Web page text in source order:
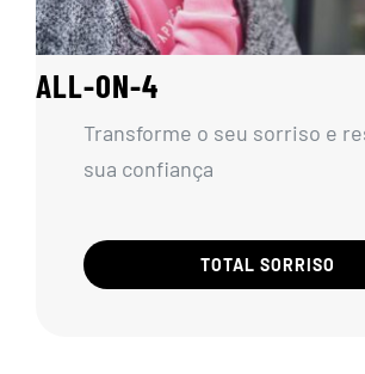
ALL-ON-4
Transforme o seu sorriso e
sua confiança
TOTAL SORRISO